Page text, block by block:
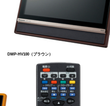
DMP-HV100（ブラウン）